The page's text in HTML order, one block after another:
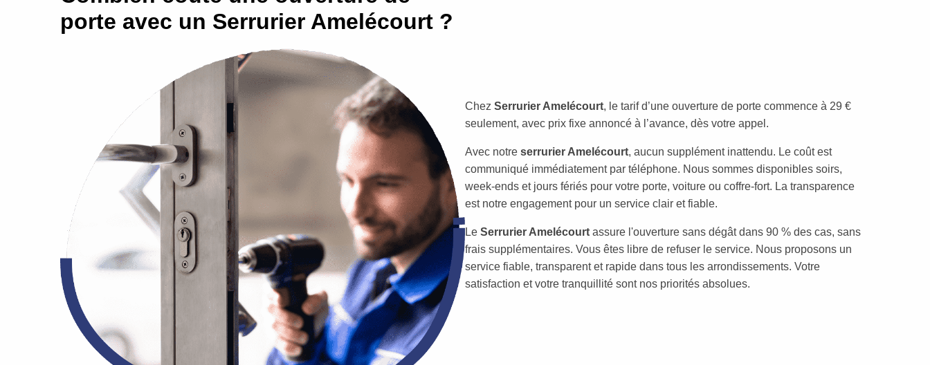
porte avec un Serrurier Amelécourt ?
Chez Serrurier Amelécourt, le tarif d’une ouverture de porte commence à 29 €
seulement, avec prix fixe annoncé à l’avance, dès votre appel.
Avec notre serrurier Amelécourt, aucun supplément inattendu. Le coût est
communiqué immédiatement par téléphone. Nous sommes disponibles soirs,
week-ends et jours fériés pour votre porte, voiture ou coffre-fort. La transparence
est notre engagement pour un service clair et fiable.
Le Serrurier Amelécourt assure l'ouverture sans dégât dans 90 % des cas, sans
frais supplémentaires. Vous êtes libre de refuser le service. Nous proposons un
service fiable, transparent et rapide dans tous les arrondissements. Votre
satisfaction et votre tranquillité sont nos priorités absolues.